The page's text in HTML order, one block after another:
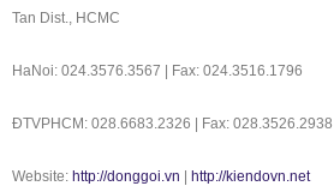
Tan Dist., HCMC
HaNoi: 024.3576.3567 | Fax: 024.3516.1796
ÐTVPHCM: 028.6683.2326 | Fax: 028.3526.2938
Website: http://donggoi.vn | http://kiendovn.net